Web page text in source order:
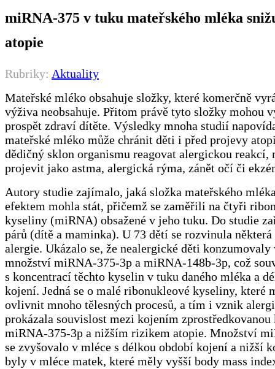
miRNA-375 v tuku mateřského mléka
atopie
Rubriky: Aktuality
Mateřské mléko obsahuje složky, které komerčně
výživa neobsahuje. Přitom právě tyto složky mohou
prospět zdraví dítěte. Výsledky mnoha studií
mateřské mléko může chránit děti i před projevy
dědičný sklon organismu reagovat alergickou reakcí,
projevit jako astma, alergická rýma, zánět očí či
Autory studie zajímalo, jaká složka mateřského
efektem mohla stát, přičemž se zaměřili na čtyři
kyseliny (miRNA) obsažené v jeho tuku. Do studie
párů (dítě a maminka). U 73 dětí se rozvinula
alergie. Ukázalo se, že nealergické děti konzumovaly
množství miRNA-375-3p a miRNA-148b-3p, což
s koncentrací těchto kyselin v tuku daného mléka a
kojení. Jedná se o malé ribonukleové kyseliny, které
ovlivnit mnoho tělesných procesů, a tím i vznik
prokázala souvislost mezi kojením zprostředkovanou
miRNA-375-3p a nižším rizikem atopie. Množství
se zvyšovalo v mléce s délkou období kojení a nižší
byly v mléce matek, které měly vyšší body mass